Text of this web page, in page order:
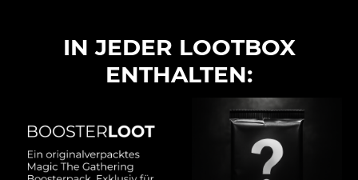
IN JEDER LOOTBOX
ENTHALTEN: